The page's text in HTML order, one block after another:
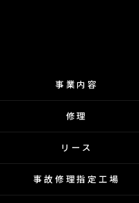
事業内容
修理
リース
事故修理指定工場